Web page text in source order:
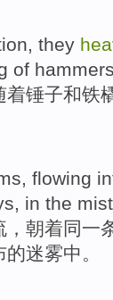
they
of
着锤子和铁
, flowing
in the
朝着同一
的迷雾中。